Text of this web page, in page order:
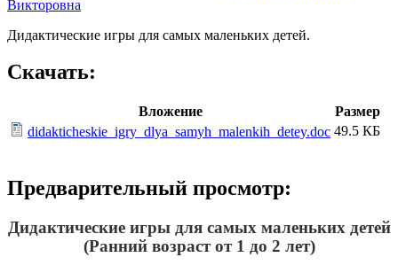
Викторовна
Дидактические игры для самых маленьких детей.
Скачать:
Вложение
Размер
didakticheskie_igry_dlya_samyh_malenkih_detey.doc 49.5 КБ
Предварительный просмотр:
Дидактические игры для самых маленьких детей
(Ранний возраст от 1 до 2 лет)